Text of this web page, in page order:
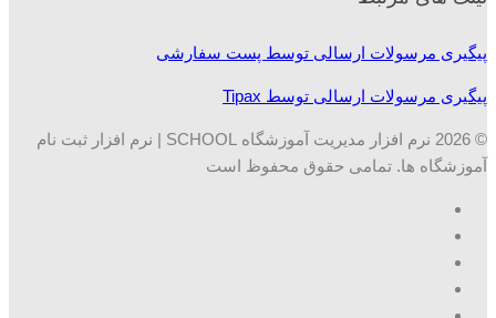
پیگیری مرسولات ارسالی توسط پست سفارشی
پیگیری مرسولات ارسالی توسط Tipax
© 2026 نرم افزار مدیریت آموزشگاه SCHOOL | نرم افزار ثبت نام
آموزشگاه ها. تمامی حقوق محفوظ است